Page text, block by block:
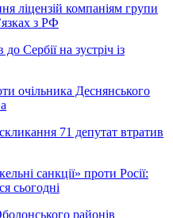
ліцензій компаніям групи
з РФ
Сербії на зустріч із
очільника Деснянського
71 депутат втратив
санкції» проти Росії:
сьогодні
районів